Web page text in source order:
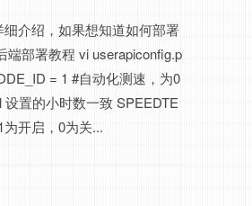
介绍，如果想知道如何部署
端部署教程 vi userapiconfig.p
= 1 #自动化测速，为0
置的小时数一致 SPEEDTE
开启，0为关...